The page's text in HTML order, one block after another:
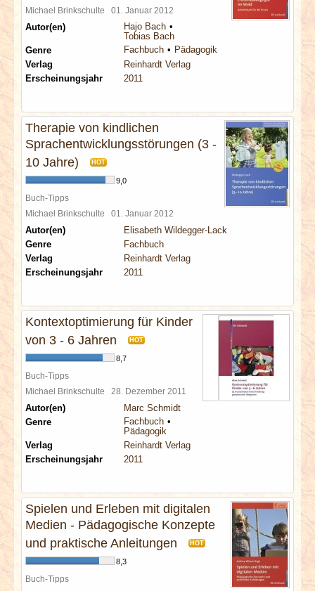
Michael Brinkschulte 01. Januar 2012
Autor(en)
Hajo Bach
Tobias Bach
Genre
Fachbuch
Pädagogik
Verlag
Reinhardt Verlag
Erscheinungsjahr
2011
Therapie von kindlichen
Sprachentwicklungsstörungen (3 -
10 Jahre)
HOT
9,0
Buch-Tipps
Michael Brinkschulte 01. Januar 2012
Autor(en)
Elisabeth Wildegger-Lack
Genre
Fachbuch
Verlag
Reinhardt Verlag
Erscheinungsjahr
2011
Kontextoptimierung für Kinder
von 3 - 6 Jahren
HOT
8,7
Buch-Tipps
Michael Brinkschulte 28. Dezember 2011
Autor(en)
Marc Schmidt
Genre
Fachbuch
Pädagogik
Verlag
Reinhardt Verlag
Erscheinungsjahr
2011
Spielen und Erleben mit digitalen
Medien - Pädagogische Konzepte
und praktische Anleitungen
HOT
8,3
Buch-Tipps